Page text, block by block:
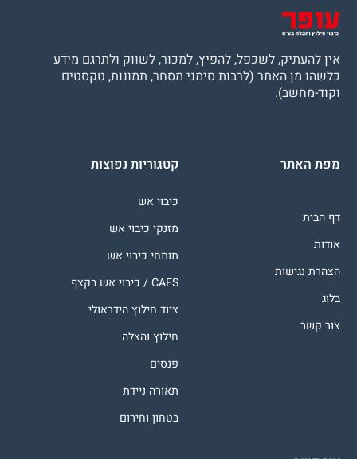
אין להעתיק, לשכפל, להפיץ, למכור, לשווק ולתרגם מידע
כלשהו מן האתר (לרבות סימני מסחר, תמונות, טקסטים
וקוד-מחשב).
מפת האתר
דף הבית
אודות
הצהרת נגישות
בלוג
צור קשר
קטגוריות נפוצות
כיבוי אש
מזנקי כיבוי אש
תותחי כיבוי אש
CAFS / כיבוי אש בקצף
ציוד חילוץ הידראולי
חילוץ והצלה
פנסים
תאורה ניידת
בטחון וחירום